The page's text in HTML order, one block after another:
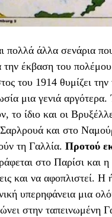
άλλα σενάρια
την έκβαση του
του 1914 θυμίζει
μια γενιά
το ίδιο και οι
Σαρλρουά και στο
τη Γαλλία. Προτού
στο Παρίσι και
και να αφοπλιστεί. Η
υπερηφάνεια μια
στην